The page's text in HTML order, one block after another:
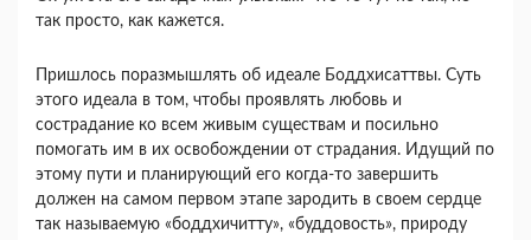
так просто, как кажется.
Пришлось поразмышлять об идеале Боддхисаттвы. Суть
этого идеала в том, чтобы проявлять любовь и
сострадание ко всем живым существам и посильно
помогать им в их освобождении от страдания. Идущий по
этому пути и планирующий его когда-то завершить
должен на самом первом этапе зародить в своем сердце
так называемую «боддхичитту», «буддовость», природу